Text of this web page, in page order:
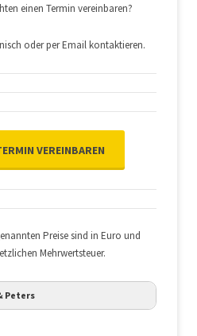
einen Termin vereinbaren?
oder per Email kontaktieren.
VEREINBAREN
Preise sind in Euro und
Mehrwertsteuer.
Peters